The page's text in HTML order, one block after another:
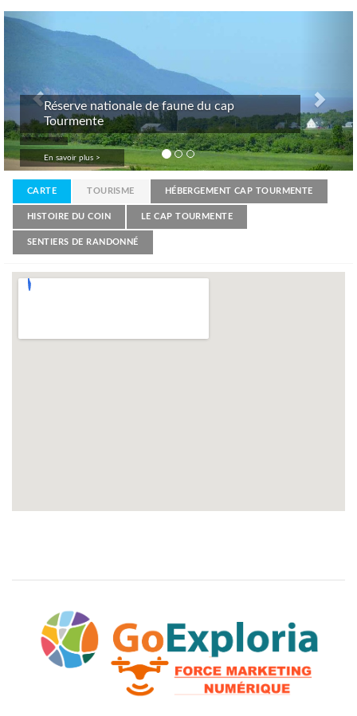
Réserve nationale de faune du cap
Tourmente
En savoir plus >
CARTE TOURISME HÉBERGEMENT CAP TOURMENTE
HISTOIRE DU COIN LE CAP TOURMENTE
SENTIERS DE RANDONNÉ